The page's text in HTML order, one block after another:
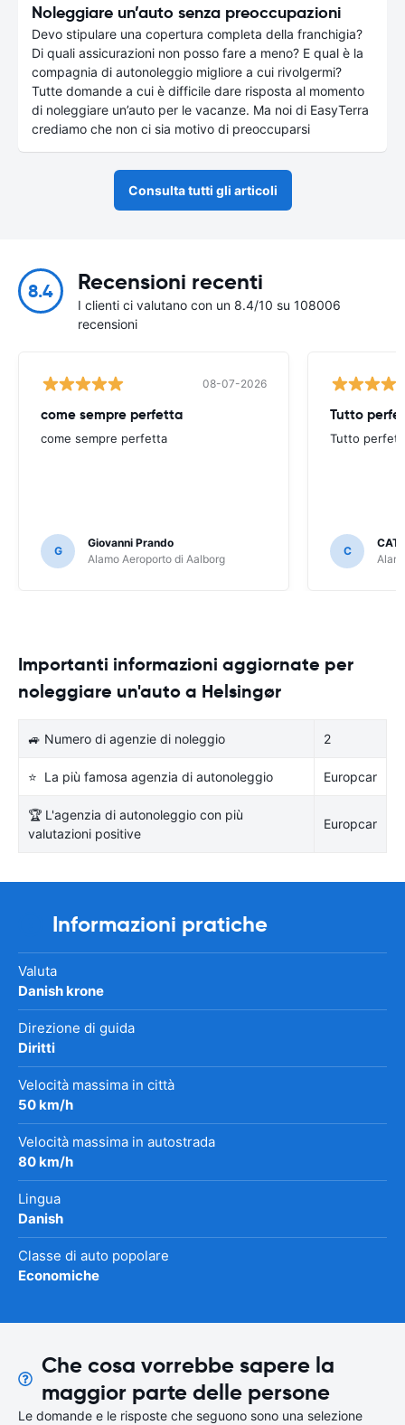
Noleggiare un’auto senza preoccupazioni
Devo stipulare una copertura completa della franchigia?
Di quali assicurazioni non posso fare a meno? E qual è la
compagnia di autonoleggio migliore a cui rivolgermi?
Tutte domande a cui è difficile dare risposta al momento
di noleggiare un’auto per le vacanze. Ma noi di EasyTerra
crediamo che non ci sia motivo di preoccuparsi
Consulta tutti gli articoli
8.4 Recensioni recenti
I clienti ci valutano con un 8.4/10 su 108006
recensioni
08-07-2026
come sempre perfetta
come sempre perfetta
G
Giovanni Prando
Alamo Aeroporto di Aalborg
Tutto
Tutto
C
Importanti informazioni aggiornate per
noleggiare un'auto a Helsingør
🚙 Numero di agenzie di noleggio 2
⭐ La più famosa agenzia di autonoleggio Europcar
🏆 L'agenzia di autonoleggio con più
valutazioni positive
Europcar
Informazioni pratiche
Valuta
Danish krone
Direzione di guida
Diritti
Velocità massima in città
50 km/h
Velocità massima in autostrada
80 km/h
Lingua
Danish
Classe di auto popolare
Economiche
Che cosa vorrebbe sapere la
maggior parte delle persone
Le domande e le risposte che seguono sono una selezione